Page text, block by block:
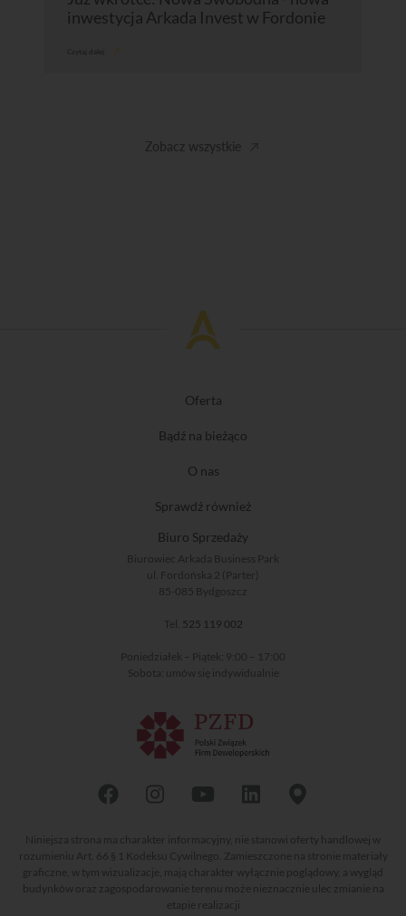
inwestycja Arkada Invest w Fordonie
Zobacz wszystkie
Oferta
Bądź na bieżąco
O nas
Sprawdź również
Biuro Sprzedaży
Biurowiec Arkada Business Park
ul. Fordońska 2 (Parter)
85-085 Bydgoszcz
Tel. 525 119 002
Poniedziałek – Piątek: 9:00 – 17:00
Sobota: umów się indywidualnie
Niniejsza strona ma charakter informacyjny, nie stanowi oferty handlowej w
rozumieniu Art. 66 § 1 Kodeksu Cywilnego. Zamieszczone na stronie materiały
graficzne, w tym wizualizacje, mają charakter wyłącznie poglądowy, a wygląd
budynków oraz zagospodarowanie terenu może nieznacznie ulec zmianie na
etapie realizacji